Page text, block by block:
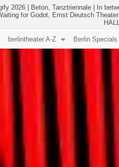
2026 Beton, Tanztriennale In
for Godot, Ernst Deutsch Theater
berlintheater A-Z Berlin